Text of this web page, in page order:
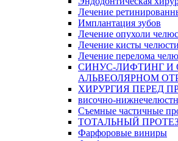
Лечение
Имплантация зубов
Лечение опухоли
Лечение кисты челюсти
Лечение перелома
СИНУС-ЛИФТИНГ И
АЛЬВЕОЛЯРНОМ
ХИРУРГИЯ ПЕРЕД
височно-
Съемные частичные
ТОТАЛЬНЫЙ
Фарфоровые виниры